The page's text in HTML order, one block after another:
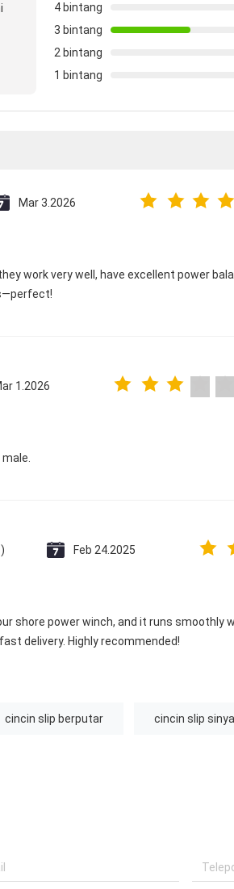
4 bintang
3 bintang
2 bintang
1 bintang
Mar 3.2026
work very well, have excellent power
1.2026
Feb 24.2025
shore power winch, and it runs smoothly
delivery. Highly recommended!
cincin slip berputar cincin slip sinyal